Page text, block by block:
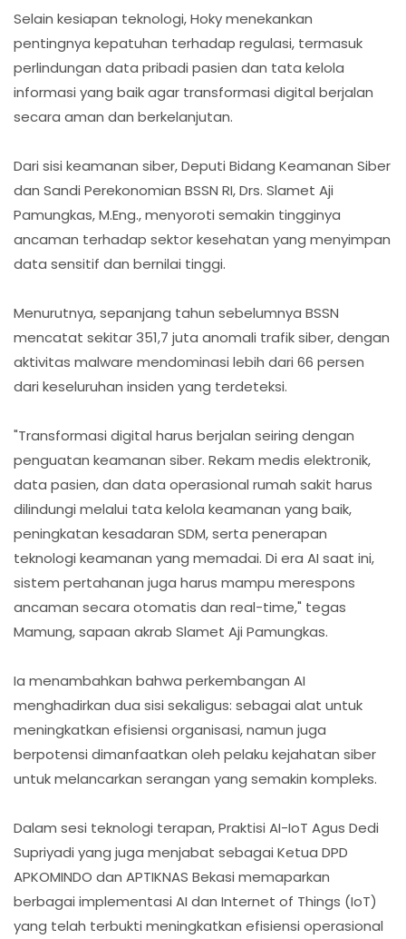
Selain kesiapan teknologi, Hoky menekankan
pentingnya kepatuhan terhadap regulasi, termasuk
perlindungan data pribadi pasien dan tata kelola
informasi yang baik agar transformasi digital berjalan
secara aman dan berkelanjutan.
Dari sisi keamanan siber, Deputi Bidang Keamanan Siber
dan Sandi Perekonomian BSSN RI, Drs. Slamet Aji
Pamungkas, M.Eng., menyoroti semakin tingginya
ancaman terhadap sektor kesehatan yang menyimpan
data sensitif dan bernilai tinggi.
Menurutnya, sepanjang tahun sebelumnya BSSN
mencatat sekitar 351,7 juta anomali trafik siber, dengan
aktivitas malware mendominasi lebih dari 66 persen
dari keseluruhan insiden yang terdeteksi.
"Transformasi digital harus berjalan seiring dengan
penguatan keamanan siber. Rekam medis elektronik,
data pasien, dan data operasional rumah sakit harus
dilindungi melalui tata kelola keamanan yang baik,
peningkatan kesadaran SDM, serta penerapan
teknologi keamanan yang memadai. Di era AI saat ini,
sistem pertahanan juga harus mampu merespons
ancaman secara otomatis dan real-time," tegas
Mamung, sapaan akrab Slamet Aji Pamungkas.
Ia menambahkan bahwa perkembangan AI
menghadirkan dua sisi sekaligus: sebagai alat untuk
meningkatkan efisiensi organisasi, namun juga
berpotensi dimanfaatkan oleh pelaku kejahatan siber
untuk melancarkan serangan yang semakin kompleks.
Dalam sesi teknologi terapan, Praktisi AI-IoT Agus Dedi
Supriyadi yang juga menjabat sebagai Ketua DPD
APKOMINDO dan APTIKNAS Bekasi memaparkan
berbagai implementasi AI dan Internet of Things (IoT)
yang telah terbukti meningkatkan efisiensi operasional